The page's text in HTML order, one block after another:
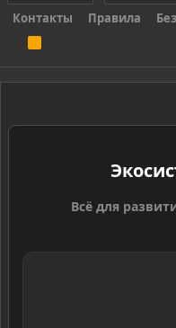
Контакты
Правила
S
Всё для